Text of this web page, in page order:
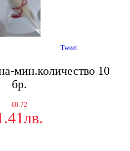
мин.количество 10
бр.
€0.72
Tweet